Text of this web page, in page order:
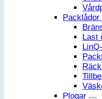
Last
Plogar